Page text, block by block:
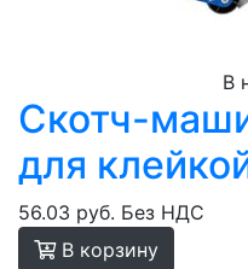
В
Скотч-
для
56.03 руб. Без НДС
В корзину